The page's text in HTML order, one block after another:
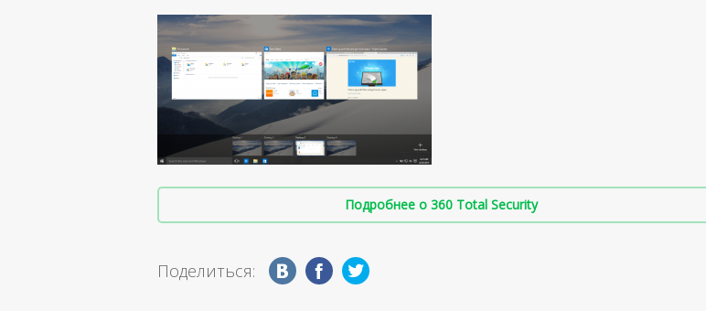
Подробнее о 360 Total Security
Поделиться: